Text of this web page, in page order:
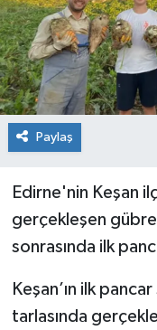
Paylaş
Edirne'nin Keşan
gerçekleşen
sonrasında ilk
Keşan’ın ilk
tarlasında
Siyaset
Spor
Teknoloji
Türkiye